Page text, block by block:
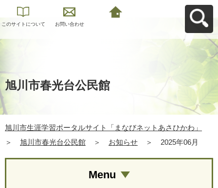
このサイトについて お問い合わせ
旭川市春光台公民館
旭川市生涯学習ポータルサイト「まなびネットあさひかわ」
＞
旭川市春光台公民館 ＞ お知らせ ＞ 2025年06月
Menu